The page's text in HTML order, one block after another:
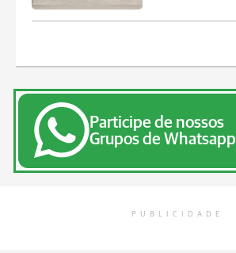
Participe de nossos
Grupos de Whatsapp
PUBLICIDADE